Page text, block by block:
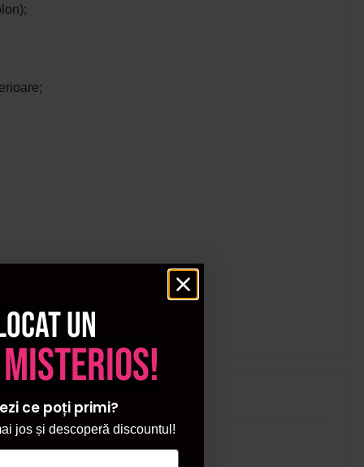
un
ce poți primi?
jos și descoperă discountul!